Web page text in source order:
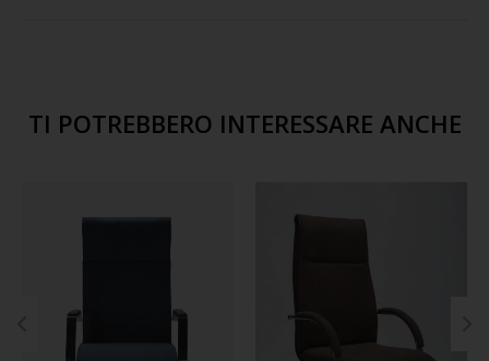
TI POTREBBERO INTERESSARE ANCHE